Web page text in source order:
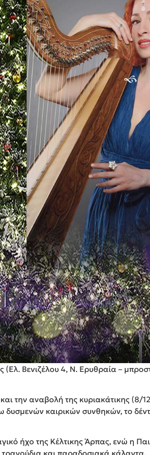
Βενιζέλου 4, Ν. Ερυθραία –
την αναβολή της κυριακάτικης (8/
καιρικών συνθηκών, το
ήχο της Κέλτικης Άρπας, ενώ η